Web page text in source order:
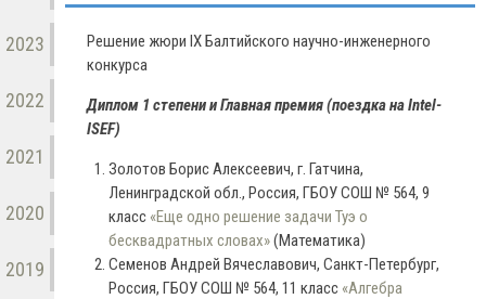
2023
2022
2021
2020
2019
Решение жюри IX Балтийского научно-инженерного
конкурса
Диплом 1 степени и Главная премия (поездка на Intel-
ISEF)
Золотов Борис Алексеевич, г. Гатчина,
Ленинградской обл., Россия, ГБОУ СОШ № 564, 9
класс «Еще одно решение задачи Туэ о
бесквадратных словах»(Математика)
Семенов Андрей Вячеславович, Санкт-Петербург,
Россия, ГБОУ СОШ № 564, 11 класс «Алгебра